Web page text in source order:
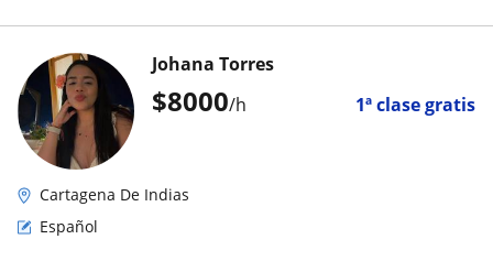
$8000/h 1ª clase gratis
Johana Torres
Cartagena De Indias
Español